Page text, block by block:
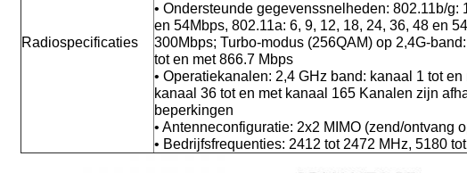
Radiospecificaties
• Ondersteunde gegevenssnelheden: 802.11b/g:
en 54Mbps, 802.11a: 6, 9, 12, 18, 24, 36, 48 en
300Mbps; Turbo-modus (256QAM) op 2,4G-
tot en met 866.7 Mbps
• Operatiekanalen: 2,4 GHz band: kanaal 1 tot
kanaal 36 tot en met kanaal 165 Kanalen zijn
beperkingen
• Antenneconfiguratie: 2x2 MIMO (zend/ontvang
• Bedrijfsfrequenties: 2412 tot 2472 MHz, 5180